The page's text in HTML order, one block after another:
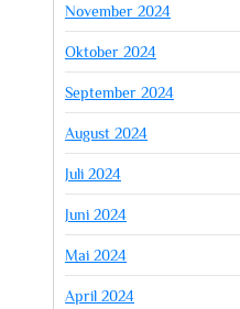
November 2024
Oktober 2024
September 2024
August 2024
Juli 2024
Juni 2024
Mai 2024
April 2024